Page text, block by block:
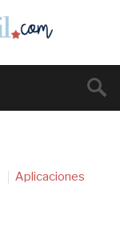
Aplicaciones